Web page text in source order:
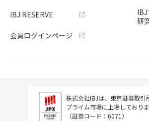
IBJ RESERVE
会員ログインページ
研
株式会社IBJは、東京証券取引
プライム市場に上場しておりま
（証券コード：6071）